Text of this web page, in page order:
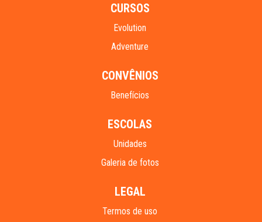
CURSOS
Evolution
Adventure
CONVÊNIOS
Benefícios
ESCOLAS
Unidades
Galeria de fotos
LEGAL
Termos de uso